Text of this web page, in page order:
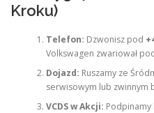
Kroku)
Telefon: Dzwonisz pod
Volkswagen zwariował
Dojazd: Ruszamy ze
serwisowym lub zwinnym
VCDS w Akcji: Podpinamy